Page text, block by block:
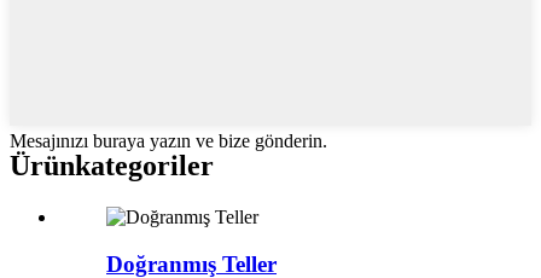
Mesajınızı buraya yazın ve bize gönderin.
Ürünkategoriler
Doğranmış Teller